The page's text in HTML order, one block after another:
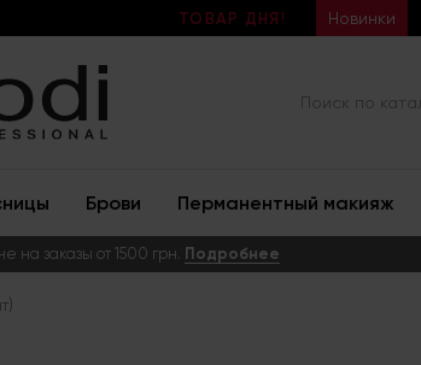
ТОВАР ДНЯ! Новинки
Брови Перманентный макияж
на заказы от 1500 грн. Подробнее